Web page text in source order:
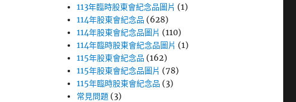
113年臨時股東會紀念品圖片 (1)
114年股東會紀念品 (628)
114年股東會紀念品圖片 (110)
114年臨時股東會紀念品圖片 (1)
115年股東會紀念品 (162)
115年股東會紀念品圖片 (78)
115年臨時股東會紀念品 (3)
常見問題 (3)